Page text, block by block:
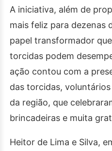
A iniciativa, além de
mais feliz para dezenas
papel transformador
torcidas podem
ação contou com a
das torcidas,
da região, que
brincadeiras e muita
Heitor de Lima e Silva,